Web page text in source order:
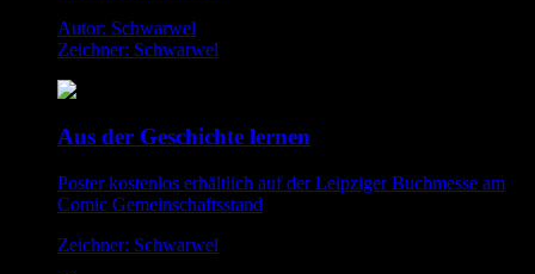
Autor: Schwarwel
Zeichner: Schwarwel
Aus der Geschichte lernen
Poster kostenlos erhältlich auf der Leipziger Buchmesse am
Comic Gemeinschaftsstand
Zeichner: Schwarwel